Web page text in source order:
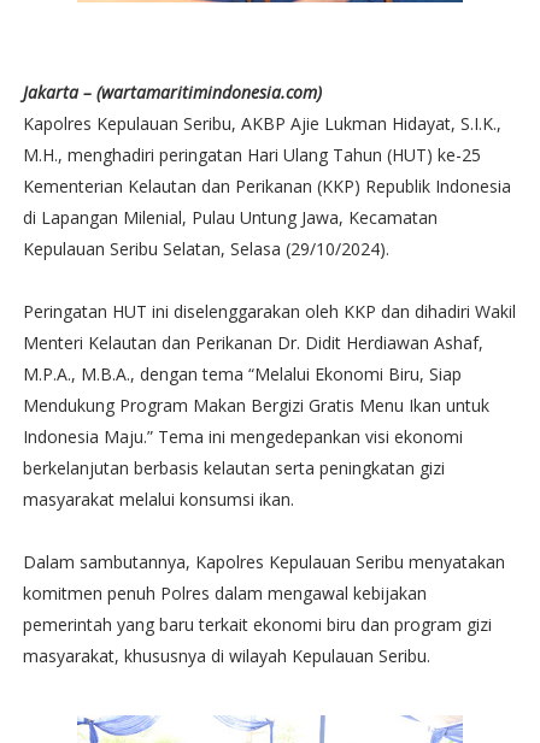
Jakarta – (wartamaritimindonesia.com)
Kapolres Kepulauan Seribu, AKBP Ajie Lukman Hidayat, S.I.K.,
M.H., menghadiri peringatan Hari Ulang Tahun (HUT) ke-25
Kementerian Kelautan dan Perikanan (KKP) Republik Indonesia
di Lapangan Milenial, Pulau Untung Jawa, Kecamatan
Kepulauan Seribu Selatan, Selasa (29/10/2024).
Peringatan HUT ini diselenggarakan oleh KKP dan dihadiri Wakil
Menteri Kelautan dan Perikanan Dr. Didit Herdiawan Ashaf,
M.P.A., M.B.A., dengan tema “Melalui Ekonomi Biru, Siap
Mendukung Program Makan Bergizi Gratis Menu Ikan untuk
Indonesia Maju.” Tema ini mengedepankan visi ekonomi
berkelanjutan berbasis kelautan serta peningkatan gizi
masyarakat melalui konsumsi ikan.
Dalam sambutannya, Kapolres Kepulauan Seribu menyatakan
komitmen penuh Polres dalam mengawal kebijakan
pemerintah yang baru terkait ekonomi biru dan program gizi
masyarakat, khususnya di wilayah Kepulauan Seribu.